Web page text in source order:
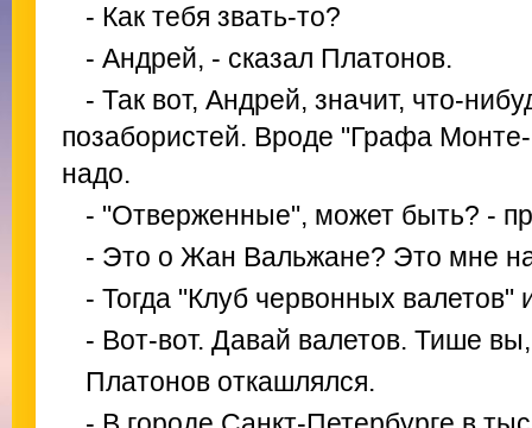
- Как тебя звать-то?
- Андрей, - сказал Платонов.
- Так вот, Андрей, значит, что-
позабористей. Вроде "Графа
надо.
- "Отверженные", может быть? -
- Это о Жан Вальжане? Это мне
- Тогда "Клуб червонных валетов"
- Вот-вот. Давай валетов. Тише
Платонов откашлялся.